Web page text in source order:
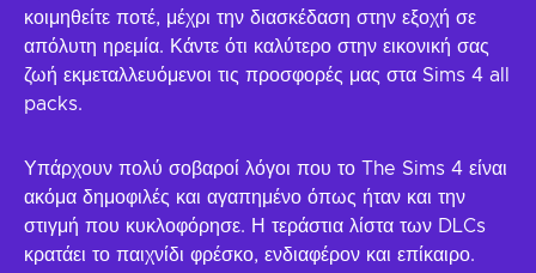
κοιμηθείτε ποτέ, μέχρι την διασκέδαση στην εξοχή σε
απόλυτη ηρεμία. Κάντε ότι καλύτερο στην εικονική σας
ζωή εκμεταλλευόμενοι τις προσφορές μας στα Sims 4 all
packs.
Υπάρχουν πολύ σοβαροί λόγοι που το The Sims 4 είναι
ακόμα δημοφιλές και αγαπημένο όπως ήταν και την
στιγμή που κυκλοφόρησε. Η τεράστια λίστα των DLCs
κρατάει το παιχνίδι φρέσκο, ενδιαφέρον και επίκαιρο.